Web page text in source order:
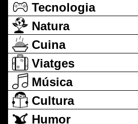
Tecnologia
Natura
Cuina
Viatges
Música
Cultura
Humor